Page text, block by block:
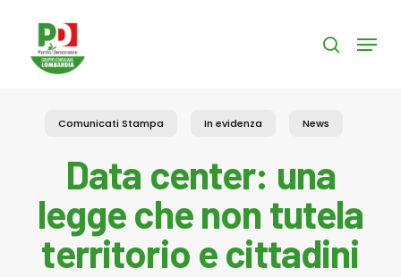
content
search
Menu
Comunicati Stampa In evidenza News
Data center: una
legge che non tutela
territorio e cittadini